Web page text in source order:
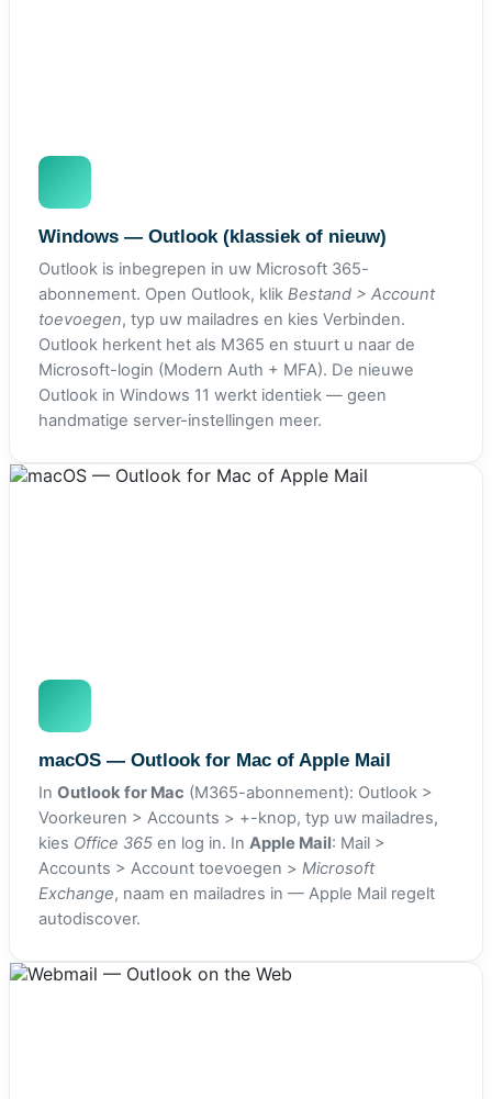
Windows — Outlook (klassiek of nieuw)
Outlook is inbegrepen in uw Microsoft 365-
abonnement. Open Outlook, klik Bestand > Account
toevoegen, typ uw mailadres en kies Verbinden.
Outlook herkent het als M365 en stuurt u naar de
Microsoft-login (Modern Auth + MFA). De nieuwe
Outlook in Windows 11 werkt identiek — geen
handmatige server-instellingen meer.
macOS — Outlook for Mac of Apple Mail
In Outlook for Mac (M365-abonnement): Outlook >
Voorkeuren > Accounts > +-knop, typ uw mailadres,
kies Office 365en log in. In Apple Mail: Mail >
Accounts > Account toevoegen > Microsoft
Exchange, naam en mailadres in — Apple Mail regelt
autodiscover.